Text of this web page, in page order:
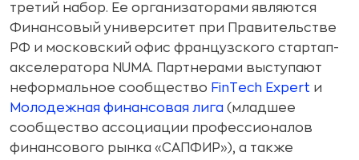
третий набор. Ее организаторами являются
Финансовый университет при Правительстве
РФ и московский офис французского стартап-
акселератора NUMA. Партнерами выступают
неформальное сообщество FinTech Expert и
Молодежная финансовая лига (младшее
сообщество ассоциации профессионалов
финансового рынка «САПФИР»), а также